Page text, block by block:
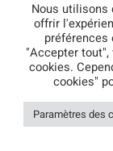
Nous utilisons
offrir
préférences
"Accepter
cookies.
cookies"
Paramètres des